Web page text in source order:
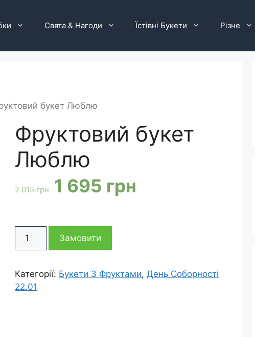
Свята & Нагоди Їстівні Букети Різне
букет Люблю
Фруктовий букет
Люблю
2 015грн Оригінальна
2
015 грн
1 695 грн
695 грн
букет
кількість
Замовити
Категорії: Букети З Фруктами,День Соборності
22.01